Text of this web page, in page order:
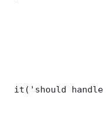
it('should